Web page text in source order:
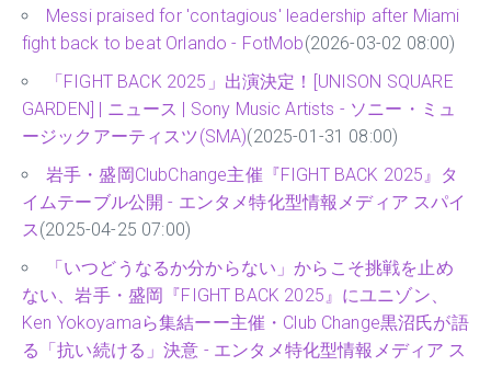
Messi praised for 'contagious' leadership after Miami
fight back to beat Orlando - FotMob(2026-03-02 08:00)
「FIGHT BACK 2025」出演決定！[UNISON SQUARE
GARDEN] | ニュース | Sony Music Artists - ソニー・ミュ
ージックアーティスツ(SMA)(2025-01-31 08:00)
岩手・盛岡ClubChange主催『FIGHT BACK 2025』タ
イムテーブル公開 - エンタメ特化型情報メディア スパイ
ス(2025-04-25 07:00)
「いつどうなるか分からない」からこそ挑戦を止め
ない、岩手・盛岡『FIGHT BACK 2025』にユニゾン、
Ken Yokoyamaら集結ーー主催・Club Change黒沼氏が語
る「抗い続ける」決意 - エンタメ特化型情報メディア ス